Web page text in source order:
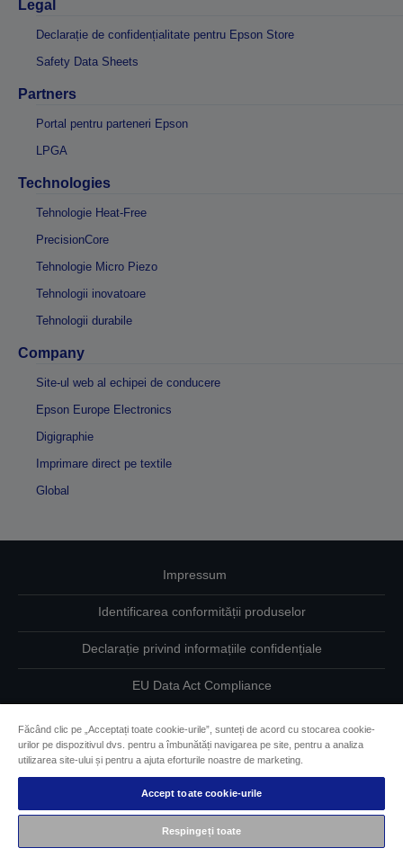
Legal
Declarație de confidențialitate pentru Epson Store
Safety Data Sheets
Partners
Portal pentru parteneri Epson
LPGA
Technologies
Tehnologie Heat-Free
PrecisionCore
Tehnologie Micro Piezo
Tehnologii inovatoare
Tehnologii durabile
Company
Site-ul web al echipei de conducere
Epson Europe Electronics
Digigraphie
Imprimare direct pe textile
Global
Impressum
Identificarea conformității produselor
Declarație privind informațiile confidențiale
EU Data Act Compliance
Informaţii despre modulele cookie
Angajamentul Epson pe linie de accesibilitate
Drepturi de autor © 2026 Seiko Epson
Făcând clic pe „Acceptați toate cookie-urile”, sunteți de acord cu stocarea cookie-
urilor pe dispozitivul dvs. pentru a îmbunătăți navigarea pe site, pentru a analiza
utilizarea site-ului și pentru a ajuta eforturile noastre de marketing.
Accept toate cookie-urile
Respingeți toate